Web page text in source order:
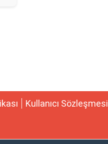
Kullanıcı Sözleşmesi